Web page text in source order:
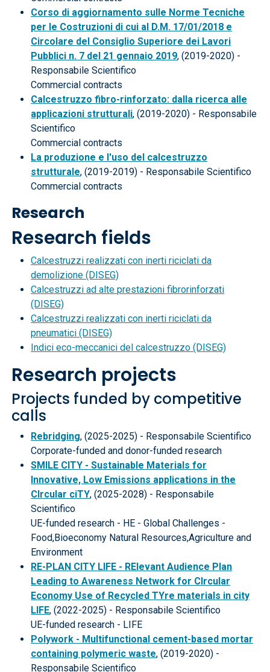
Corso di aggiornamento sulle Norme Tecniche
per le Costruzioni di cui al D.M. 17/01/2018 e
Circolare del Consiglio Superiore dei Lavori
Pubblici n. 7 del 21 gennaio 2019, (2019-2020) -
Responsabile Scientifico
Commercial contracts
Calcestruzzo fibro-rinforzato: dalla ricerca alle
applicazioni strutturali, (2019-2020) - Responsabile
Scientifico
Commercial contracts
La produzione e l'uso del calcestruzzo
strutturale, (2019-2019) - Responsabile Scientifico
Commercial contracts
Research
Research fields
Calcestruzzi realizzati con inerti riciclati da
demolizione (DISEG)
Calcestruzzi ad alte prestazioni fibrorinforzati
(DISEG)
Calcestruzzi realizzati con inerti riciclati da
pneumatici (DISEG)
Indici eco-meccanici del calcestruzzo (DISEG)
Research projects
Projects funded by competitive
calls
Rebridging, (2025-2025) - Responsabile Scientifico
Corporate-funded and donor-funded research
SMILE CITY - Sustainable Materials for
Innovative, Low Emissions applications in the
CIrcular ciTY, (2025-2028) - Responsabile
Scientifico
UE-funded research - HE - Global Challenges -
Food,Bioeconomy Natural Resources,Agriculture and
Environment
RE-PLAN CITY LIFE - RElevant Audience Plan
Leading to Awareness Network for CIrcular
Economy Use of Recycled TYre materials in city
LIFE, (2022-2025) - Responsabile Scientifico
UE-funded research - LIFE
Polywork - Multifunctional cement-based mortar
containing polymeric waste, (2019-2020) -
Responsabile Scientifico